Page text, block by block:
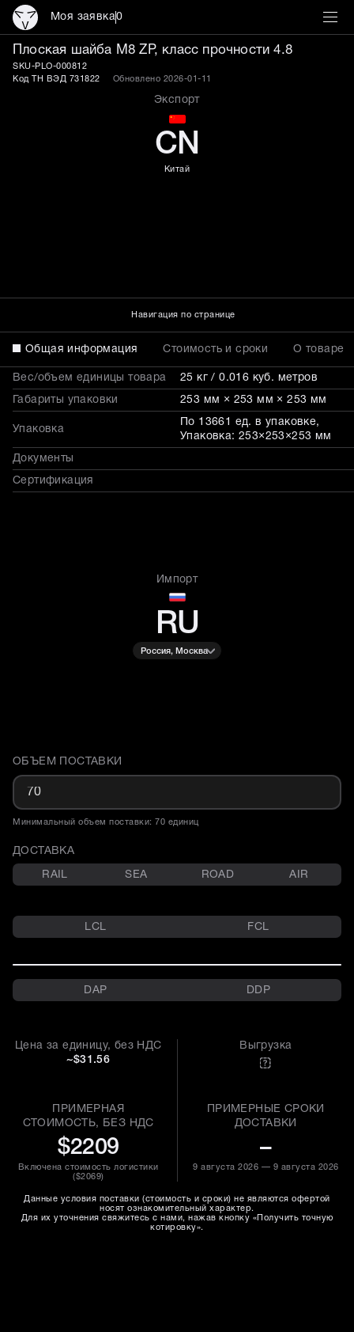
Моя заявка0
Плоская шайба M8 ZP,
Плоская шайба M8 ZP, класс прочности 4.8
SKU-PLO-000812
Код ТН ВЭД 731822
Обновлено 2026-01-11
Экспорт
CN
Китай
Навигация по странице
Общая информация Стоимость и сроки О товаре
Вес/объем единицы товара 25 кг / 0.016 куб. метров
Габариты упаковки 253 мм × 253 мм × 253 мм
Упаковка
По 13661 ед. в упаковке,
Упаковка: 253×253×253 мм
Документы
Сертификация
Импорт
RU
Россия, Москва
Доставка и объем поставки
ОБЪЕМ ПОСТАВКИ
Минимальный объем поставки: 70 единиц
ДОСТАВКА
RAIL SEA ROAD AIR
LCL FCL
DAP DDP
Цена за единицу, без НДС
~$31.56
ПРИМЕРНАЯ
СТОИМОСТЬ, БЕЗ НДС
$2209
Включена стоимость логистики
($2069)
Выгрузка
ПРИМЕРНЫЕ СРОКИ
ДОСТАВКИ
–
9 августа 2026 — 9 августа 2026
Данные условия поставки (стоимость и сроки) не являются офертой
носят ознакомительный характер.
Для их уточнения свяжитесь с нами, нажав кнопку «Получить точную
котировку».